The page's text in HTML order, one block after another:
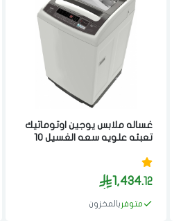
غساله ملابس يوجين اوتوماتيك
تعبئه علويه سعه الغسيل 10
1,434.12
متوفر بالمخزون